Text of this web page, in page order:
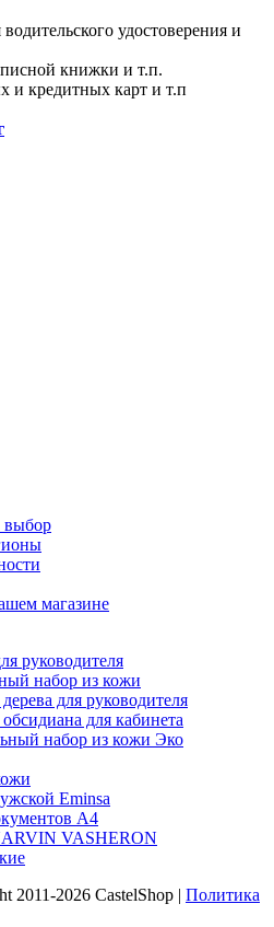
удостоверения и
книжки и т.п.
и кредитных карт и т.п
выбор
магазине
руководителя
набор из кожи
для руководителя
для кабинета
набор из кожи Эко
Eminsa
А4
VASHERON
2011-2026 CastelShop | Политика